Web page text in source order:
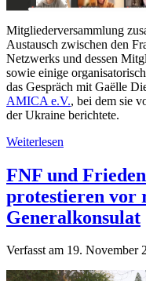
Mitgliederversammlung
Austausch zwischen den
Netzwerks und dessen
sowie einige
das Gespräch mit Gaëlle
AMICA e.V., bei dem sie
der Ukraine berichtete.
Weiterlesen
FNF und
protestieren vor
Generalkonsulat
Verfasst am 19. November